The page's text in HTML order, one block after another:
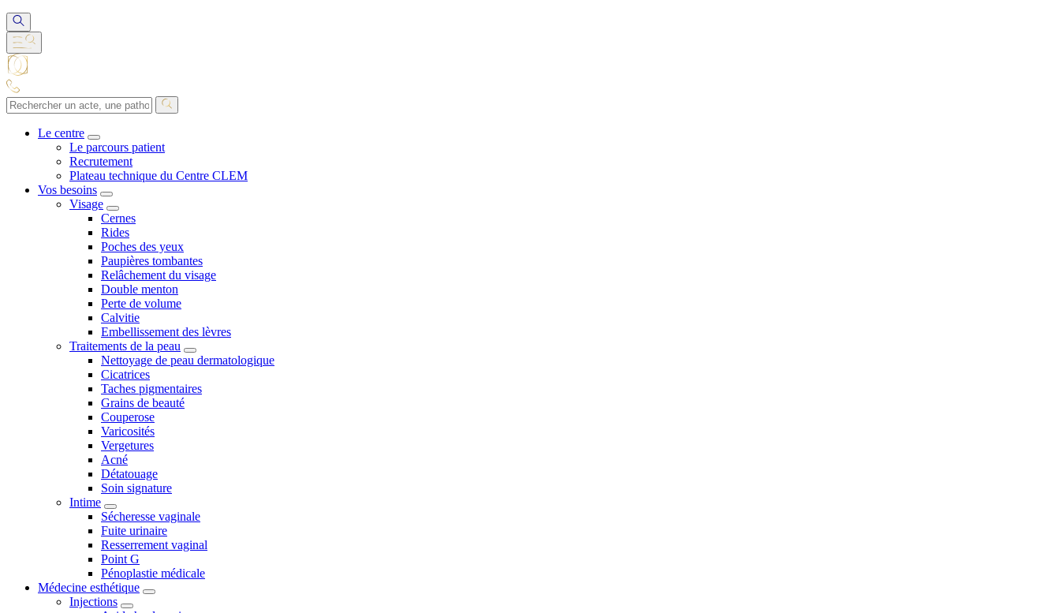
Le centre
Le parcours patient
Recrutement
Plateau technique du Centre CLEM
Vos besoins
Visage
Cernes
Rides
Poches des yeux
Paupières tombantes
Relâchement du visage
Double menton
Perte de volume
Calvitie
Embellissement des lèvres
Traitements de la peau
Nettoyage de peau dermatologique
Cicatrices
Taches pigmentaires
Grains de beauté
Couperose
Varicosités
Vergetures
Acné
Détatouage
Soin signature
Intime
Sécheresse vaginale
Fuite urinaire
Resserrement vaginal
Point G
Pénoplastie médicale
Médecine esthétique
Injections